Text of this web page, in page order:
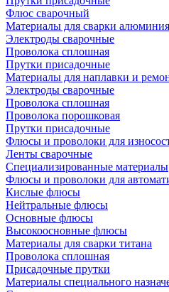
Флюс сварочный
Материалы для сварки
Электроды сварочные
Проволока сплошная
Прутки присадочные
Материалы для наплавки и
Электроды сварочные
Проволока сплошная
Проволока порошковая
Прутки присадочные
Флюсы и проволоки для
Ленты сварочные
Специализированные материалы
Флюсы и проволоки для
Кислые флюсы
Нейтральные флюсы
Основные флюсы
Высокоосновные флюсы
Материалы для сварки титана
Проволока сплошная
Присадочные прутки
Материалы специального